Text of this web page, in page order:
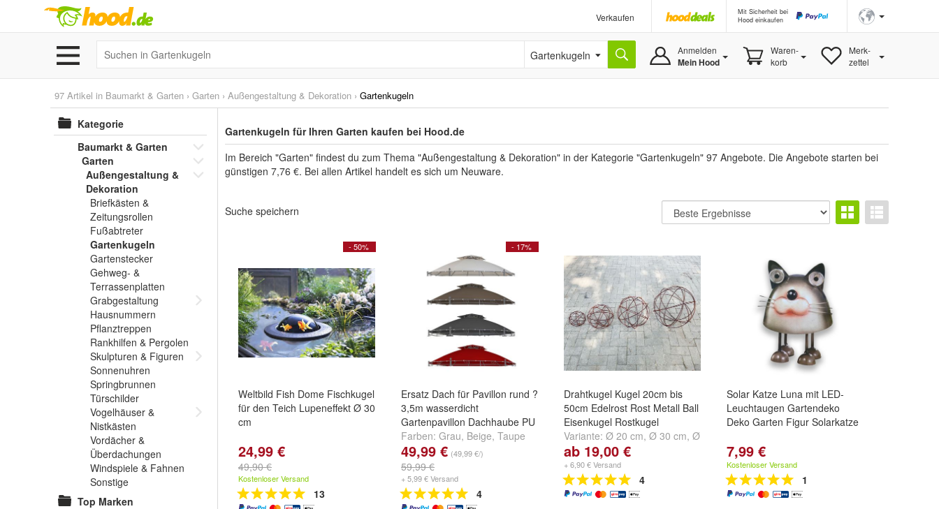
Verkaufen
Mit Sicherheit bei
Hood einkaufen
Gartenkugeln Anmelden
Mein Hood
Waren-
korb
Merk-
zettel
97 Artikel in Baumarkt & Garten › Garten › Außengestaltung & Dekoration › Gartenkugeln
Kategorie
Baumarkt & Garten
Garten
Außengestaltung &
Dekoration
Briefkästen &
Zeitungsrollen
Fußabtreter
Gartenkugeln
Gartenstecker
Gehweg- &
Terrassenplatten
Grabgestaltung
Hausnummern
Pflanztreppen
Rankhilfen & Pergolen
Skulpturen & Figuren
Sonnenuhren
Springbrunnen
Türschilder
Vogelhäuser &
Nistkästen
Vordächer &
Überdachungen
Windspiele & Fahnen
Sonstige
Top Marken
Gartenkugeln für Ihren Garten kaufen bei Hood.de
Im Bereich "Garten" findest du zum Thema "Außengestaltung & Dekoration" in der Kategorie "Gartenkugeln" 97 Angebote. Die Angebote starten bei
günstigen 7,76 €. Bei allen Artikel handelt es sich um Neuware.
Suche speichern
- 50%
Weltbild Fish Dome Fischkugel
für den Teich Lupeneffekt Ø 30
cm
24,99 €
49,90 €
Kostenloser Versand
13
- 17%
Ersatz Dach für Pavillon rund ?
3,5m wasserdicht
Gartenpavillon Dachhaube PU
Farben: Grau, Beige, Taupe
und weitere ...
49,99 € (49,99 €/)
59,99 €
+ 5,99 € Versand
4
Drahtkugel Kugel 20cm bis
50cm Edelrost Rost Metall Ball
Eisenkugel Rostkugel
Variante: Ø 20 cm, Ø 30 cm, Ø
40 cmundweitere ...
ab 19,00 €
+ 6,90 € Versand
4
Solar Katze Luna mit LED-
Leuchtaugen Gartendeko
Deko Garten Figur Solarkatze
7,99 €
Kostenloser Versand
1